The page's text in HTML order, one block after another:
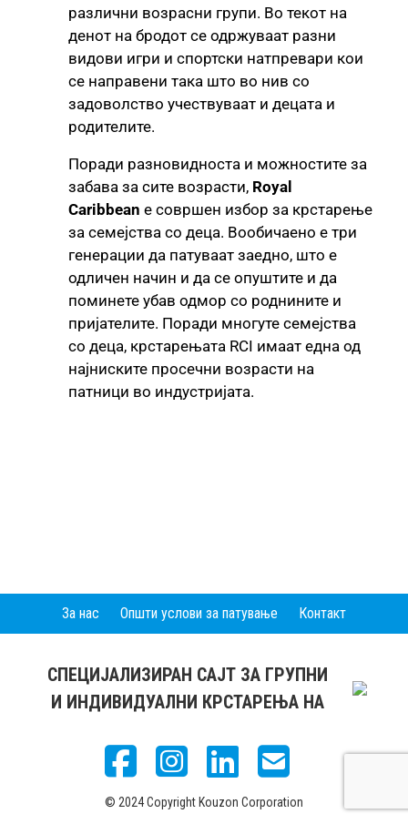
различни возрасни групи. Во текот на
денот на бродот се одржуваат разни
видови игри и спортски натпревари кои
се направени така што во нив со
задоволство учествуваат и децата и
родителите.
Поради разновидноста и можностите за
забава за сите возрасти, Royal
Caribbean е совршен избор за крстарење
за семејства со деца. Вообичаено е три
генерации да патуваат заедно, што е
одличен начин и да се опуштите и да
поминете убав одмор со роднините и
пријателите. Поради многуте семејства
со деца, крстарењата RCI имаат една од
најниските просечни возрасти на
патници во индустријата.
За нас Општи услови за патување Контакт
СПЕЦИЈАЛИЗИРАН САЈТ ЗА ГРУПНИ
И ИНДИВИДУАЛНИ КРСТАРЕЊА НА
© 2024 Copyright Kouzon Corporation